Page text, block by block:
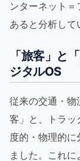
ンターネット
あると分析して
「旅客」と
ジタルOS
従来の交通・物
客」と、トラッ
度的・物理的
ました。これ